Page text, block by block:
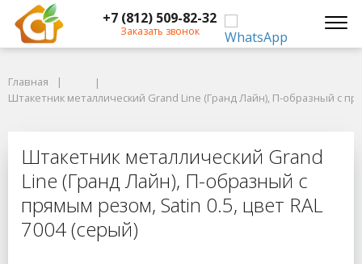
+7 (812) 509-82-32
Заказать звонок
Штакетник металлический Grand Line (Гранд Лайн), П-образный с
Штакетник металлический
Главная
Штакетник металлический Grand Line (Гранд Лайн), П-образный с
Штакетник металлический Grand
Line (Гранд Лайн), П-образный с
прямым резом, Satin 0.5, цвет RAL
7004 (серый)